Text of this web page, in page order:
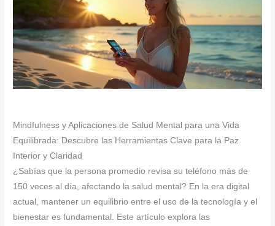
Mindfulness y Aplicaciones de Salud Mental para una Vida
Equilibrada: Descubre las Herramientas Clave para la Paz
Interior y Claridad
¿Sabías que la persona promedio revisa su teléfono más de
150 veces al día, afectando la salud mental? En la era digital
actual, mantener un equilibrio entre el uso de la tecnología y el
bienestar es fundamental. Este artículo explora las